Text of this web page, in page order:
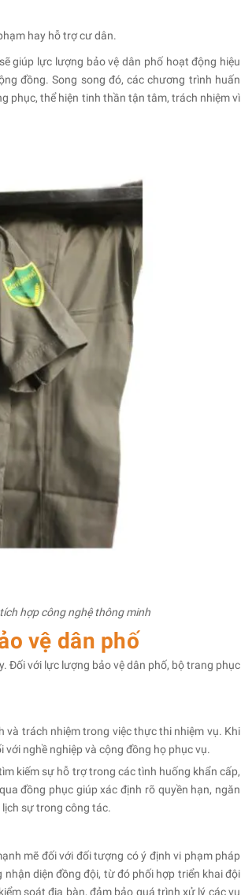
hay hỗ trợ cư dân.
giúp lực lượng bảo vệ dân phố hoạt động hiệu
đồng. Song song đó, các chương trình huấn
phục, thể hiện tinh thần tận tâm, trách nhiệm vì
hợp công nghệ thông minh
vệ dân phố
Đối với lực lượng bảo vệ dân phố, bộ trang phục
và trách nhiệm trong việc thực thi nhiệm vụ. Khi
nghề nghiệp và cộng đồng họ phục vụ.
kiếm sự hỗ trợ trong các tình huống khẩn cấp,
đồng phục giúp xác định rõ quyền hạn, ngăn
sự trong công tác.
mẽ đối với đối tượng có ý định vi phạm pháp
diện đồng đội, từ đó phối hợp triển khai đội
soát địa bàn, đảm bảo quá trình xử lý các vụ